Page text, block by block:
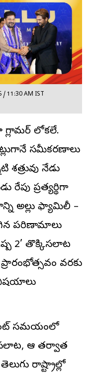
/ 11:30 AM IST
లోకలే.
సమీకరణాలు
నేడు
రేపు ప్రత్యర్థిగా
అల్లు ఫ్యామిలీ –
పరిణామాలు
2’ తొక్కిసలాట
ప్రారంభోత్సవం వరకు
సమయంలో
ఆ తర్వాత
రాష్ట్రాల్లో